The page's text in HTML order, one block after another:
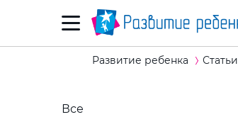
Развитие ребенка Статьи
Все